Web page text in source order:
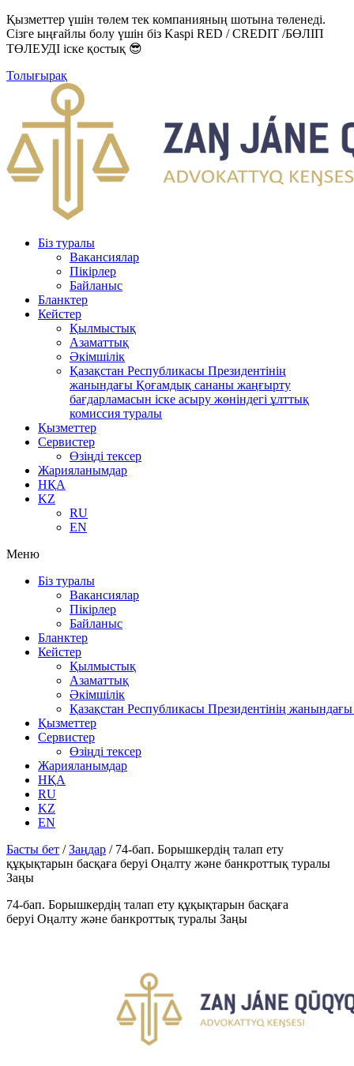
Қызметтер үшін төлем тек компанияның шотына төленеді.
Сізге ыңғайлы болу үшін біз Kaspi RED / CREDIT /БӨЛІП
ТӨЛЕУДІ іске қостық 😎
Толығырақ
Біз туралы
Вакансиялар
Пікірлер
Байланыс
Бланктер
Кейстер
Қылмыстық
Азаматтық
Әкімшілік
Қазақстан Республикасы Президентінің
жанындағы Қоғамдық сананы жаңғырту
бағдарламасын іске асыру жөніндегі ұлттық
комиссия туралы
Қызметтер
Сервистер
Өзіңді тексер
Жарияланымдар
НҚА
KZ
RU
EN
Меню
Біз туралы
Вакансиялар
Пікірлер
Байланыс
Бланктер
Кейстер
Қылмыстық
Азаматтық
Әкімшілік
Қазақстан Республикасы Президентінің
Қызметтер
Сервистер
Өзіңді тексер
Жарияланымдар
НҚА
RU
KZ
EN
Басты бет /Заңдар / 74-бап. Борышкердің талап ету
құқықтарын басқаға беруі Оңалту және банкроттық туралы
Заңы
74-бап. Борышкердің талап ету құқықтарын басқаға
беруі Оңалту және банкроттық туралы Заңы